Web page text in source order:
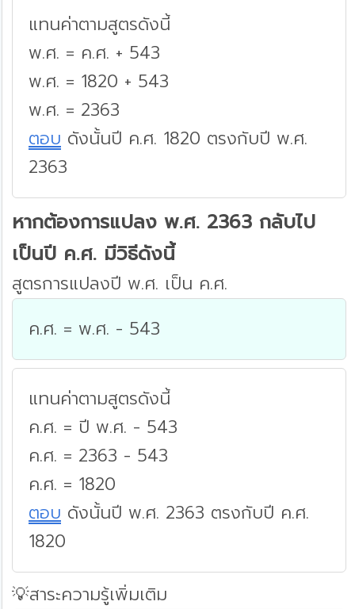
แทนค่าตามสูตรดังนี้
พ.ศ. = ค.ศ. + 543
พ.ศ. = 1820 + 543
พ.ศ. = 2363
ตอบ ดังนั้นปี ค.ศ. 1820 ตรงกับปี พ.ศ.
2363
หากต้องการแปลง พ.ศ. 2363 กลับไป
เป็นปี ค.ศ. มีวิธีดังนี้
สูตรการแปลงปี พ.ศ. เป็น ค.ศ.
ค.ศ. = พ.ศ. - 543
แทนค่าตามสูตรดังนี้
ค.ศ. = ปี พ.ศ. - 543
ค.ศ. = 2363 - 543
ค.ศ. = 1820
ตอบ ดังนั้นปี พ.ศ. 2363 ตรงกับปี ค.ศ.
1820
💡สาระความรู้เพิ่มเติม